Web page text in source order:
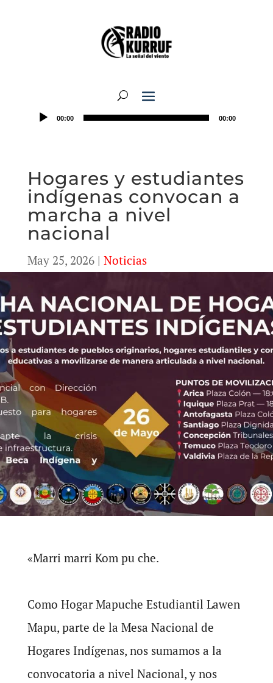
00:00 00:00
Hogares y estudiantes
indígenas convocan a
marcha a nivel
nacional
May 25, 2026| Noticias
«Marri marri Kom pu che.
Como Hogar Mapuche Estudiantil Lawen
Mapu, parte de la Mesa Nacional de
Hogares Indígenas, nos sumamos a la
convocatoria a nivel Nacional, y nos